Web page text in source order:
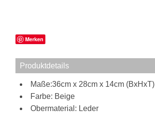
Merken
Produktdetails
Maße:36cm x 28cm x 14cm (BxHxT)
Farbe: Beige
Obermaterial: Leder